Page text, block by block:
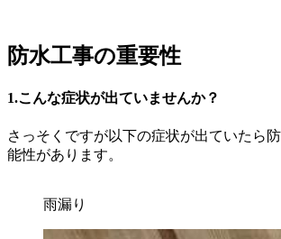
防水工事の重要性
1.こんな症状が出ていませんか？
さっそくですが以下の症状が出ていたら
能性があります。
雨漏り